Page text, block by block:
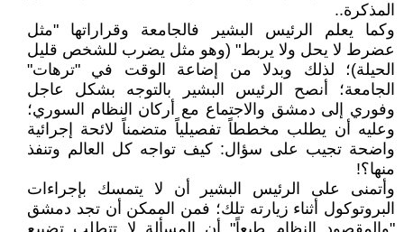
المذكرة..
وكما يعلم الرئيس البشير فالجامعة وقراراتها "مثل
عضرط لا يحل ولا يربط" (وهو مثل يضرب للشخص قليل
الحيلة)؛ لذلك وبدلا من إضاعة الوقت في "ترهات"
الجامعة؛ أنصح الرئيس البشير بالتوجه بشكل عاجل
وفوري إلى دمشق والاجتماع مع أركان النظام السوري؛
وعليه أن يطلب مخططاً تفصيلياً متضمناً لائحة إجرائية
واضحة تجيب على سؤال: كيف تواجه كل العالم وتنفذ
منها؟!
وأتمنى على الرئيس البشير أن لا يتمسك بإجراءات
البروتوكول أثناء زيارته تلك؛ فمن الممكن أن تجد دمشق